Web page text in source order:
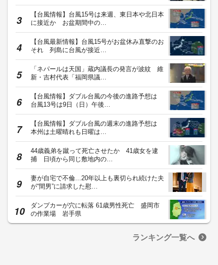
【台風情報】台風15号は来週、東日本や北日本
に接近か お盆期間中の…
【台風最新情報】台風15号がお盆休み直撃のお
それ 列島に台風が接近…
「ネパールは天国」蔵内議長の発言が波紋 維
新・吉村代表「福岡県議…
【台風情報】ダブル台風の今後の進路予想は
台風13号は9日（日）午後…
【台風情報】ダブル台風の週末の進路予想は
本州は土曜晴れも日曜は…
44歳義弟を蹴って死亡させたか 41歳女を逮
捕 日頃から同じ敷地内の…
妻が自宅で不倫…20年以上も裏切られ続けた夫
が“間男”に請求した慰…
ダンプカーが穴に転落 61歳男性死亡 盛岡市
の作業場 岩手県
ランキング一覧へ